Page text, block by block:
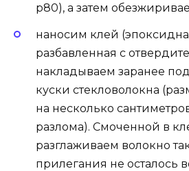
р80), а затем
наносим клей
разбавленная с
накладываем заранее
куски стекловолокна
на несколько
разлома). Смоченной в
разглаживаем волокно
прилегания не осталось